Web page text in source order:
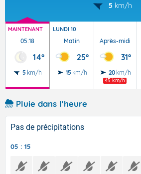
5 km/h
MAINTENANT
05:18
14°
5 km/h
LUNDI 10
Matin
25°
15 km/h
Après-midi
31°
20 km/h
45 km/h
Pluie dans l'heure
Pas de précipitations
05 : 15